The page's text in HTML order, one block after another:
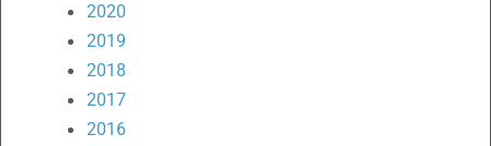
2020
2019
2018
2017
2016